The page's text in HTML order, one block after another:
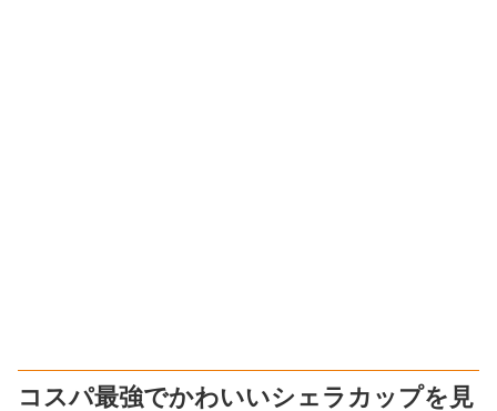
コスパ最強でかわいいシェラカップを見